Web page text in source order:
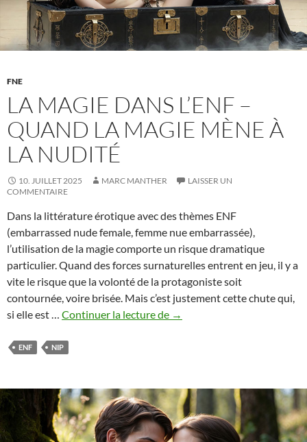
FNE
LA MAGIE DANS L’ENF –
QUAND LA MAGIE MÈNE À
LA NUDITÉ
10. JUILLET 2025 MARC MANTHER
LAISSER UN
COMMENTAIRE
Dans la littérature érotique avec des thèmes ENF
(embarrassed nude female, femme nue embarrassée),
l’utilisation de la magie comporte un risque dramatique
particulier. Quand des forces surnaturelles entrent en jeu, il y a
vite le risque que la volonté de la protagoniste soit
contournée, voire brisée. Mais c’est justement cette chute qui,
si elle est … Continuer la lecture de La
Quand
la
magie
→
ENF NIP